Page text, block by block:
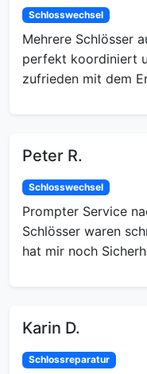
Schlosswechsel
Mehrere Schlösser
perfekt koordiniert
zufrieden mit dem
Peter R.
Schlosswechsel
Prompter Service
Schlösser waren
hat mir noch
Karin D.
Schlossreparatur